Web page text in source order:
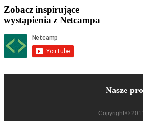
Zobacz inspirujące
wystąpienia z Netcampa
Nasze
Copyright ©